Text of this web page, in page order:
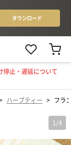
停止・遅延について
ハーブティー > フラ
1 /4